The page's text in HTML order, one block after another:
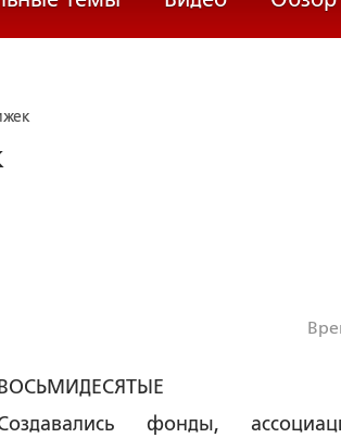
ВОСЬМИДЕСЯТЫЕ
фонды,